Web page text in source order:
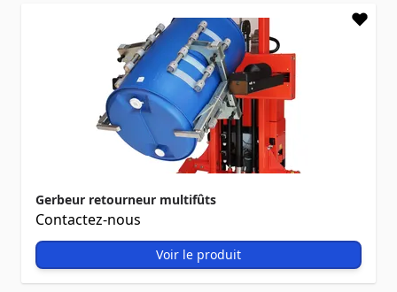
Gerbeur retourneur multifûts
Contactez-nous
Voir le produit